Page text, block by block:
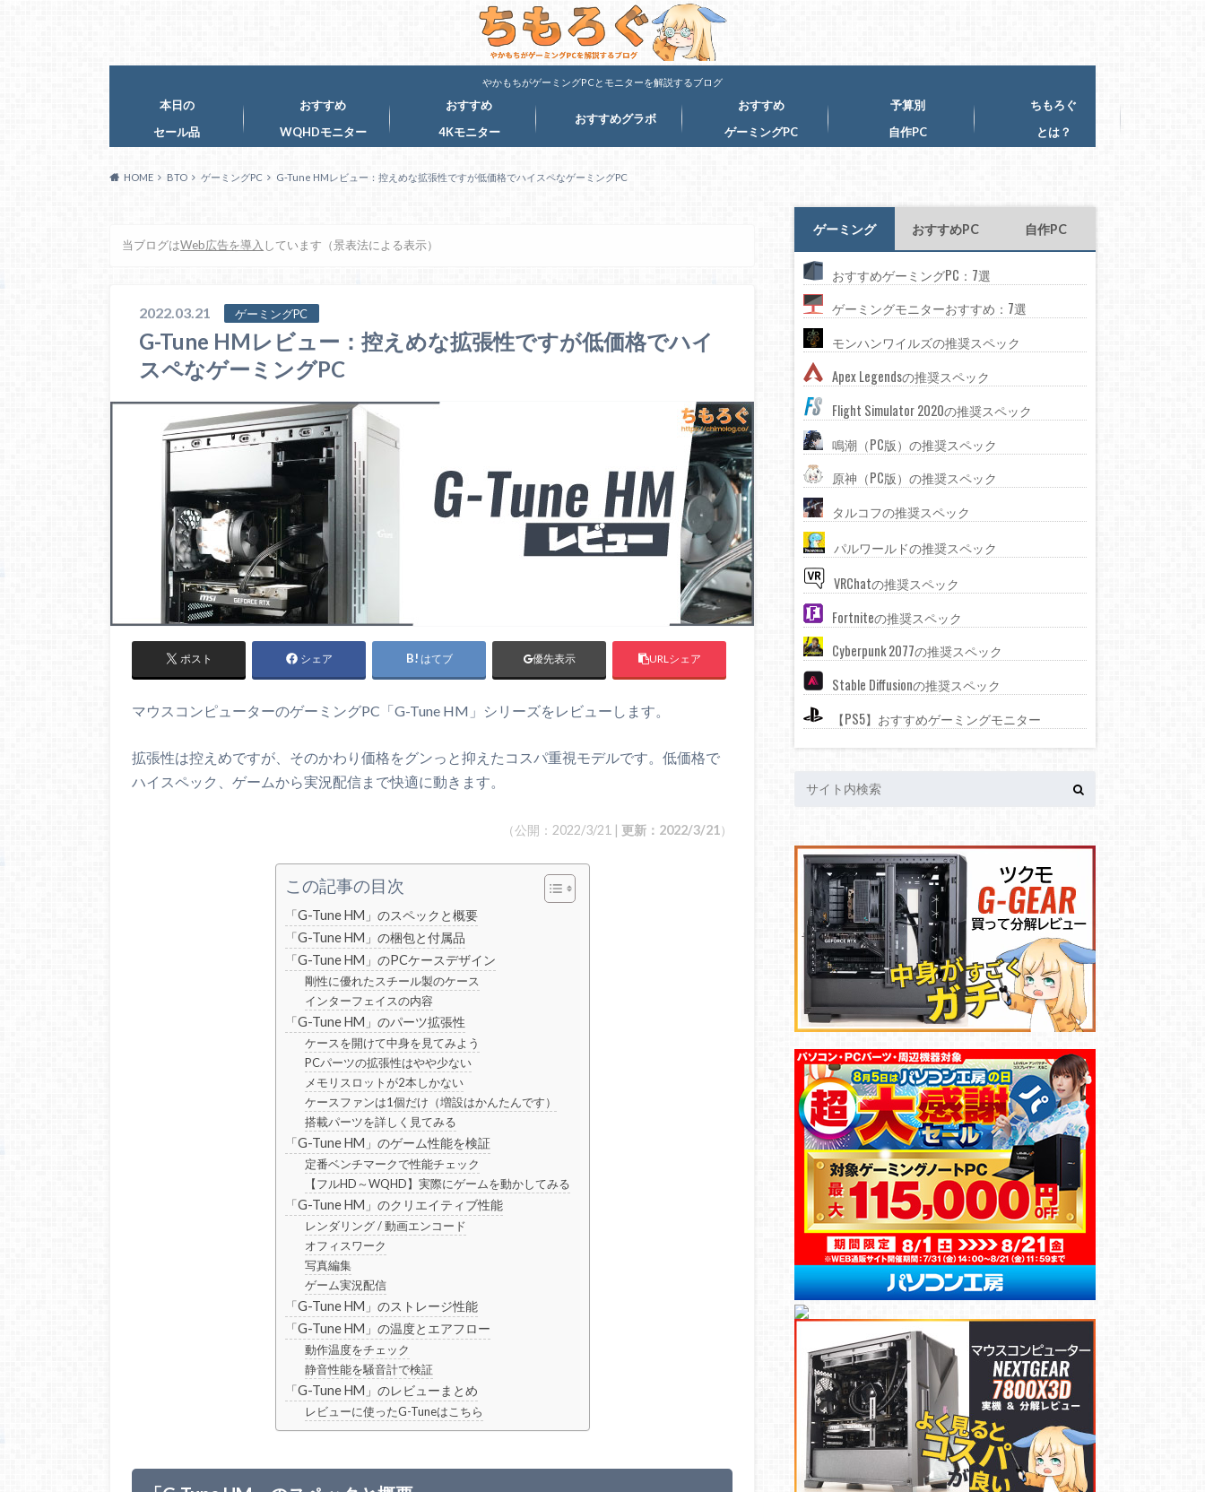
やかもちがゲーミングPCとモニターを解説するブログ
本日の
セール品
おすすめ
WQHDモニター
おすすめ
4Kモニター
おすすめグラボ
おすすめ
ゲーミングPC
予算別
自作PC
ちもろぐ
とは？
HOME BTO ゲーミングPC G-Tune HMレビュー：控えめな拡張性ですが低価格でハイスペなゲーミングPC
当ブログはWeb広告を導入 しています（景表法による表示）
2022.03.21 ゲーミングPC
G-Tune HMレビュー：控えめな拡張性ですが低価格でハイ
スペなゲーミングPC
ポスト シェア はてブ 優先表示 URLシェア
マウスコンピューターのゲーミングPC「G-Tune HM」シリーズをレビューします。
拡張性は控えめですが、そのかわり価格をグンっと抑えたコスパ重視モデルです。低価格で
ハイスペック、ゲームから実況配信まで快適に動きます。
（公開：2022/3/21 | 更新：2022/3/21）
この記事の目次
「G-Tune HM」のスペックと概要
「G-Tune HM」の梱包と付属品
「G-Tune HM」のPCケースデザイン
剛性に優れたスチール製のケース
インターフェイスの内容
「G-Tune HM」のパーツ拡張性
ケースを開けて中身を見てみよう
PCパーツの拡張性はやや少ない
メモリスロットが2本しかない
ケースファンは1個だけ（増設はかんたんです）
搭載パーツを詳しく見てみる
「G-Tune HM」のゲーム性能を検証
定番ベンチマークで性能チェック
【フルHD～WQHD】実際にゲームを動かしてみる
「G-Tune HM」のクリエイティブ性能
レンダリング / 動画エンコード
オフィスワーク
写真編集
ゲーム実況配信
「G-Tune HM」のストレージ性能
「G-Tune HM」の温度とエアフロー
動作温度をチェック
静音性能を騒音計で検証
「G-Tune HM」のレビューまとめ
レビューに使ったG-Tuneはこちら
ゲーミング おすすめPC 自作PC
おすすめゲーミングPC：7選
ゲーミングモニターおすすめ：7選
モンハンワイルズの推奨スペック
Apex Legendsの推奨スペック
Flight Simulator 2020の推奨スペック
鳴潮（PC版）の推奨スペック
原神（PC版）の推奨スペック
タルコフの推奨スペック
パルワールドの推奨スペック
VRChatの推奨スペック
Fortniteの推奨スペック
Cyberpunk 2077の推奨スペック
Stable Diffusionの推奨スペック
【PS5】おすすめゲーミングモニター